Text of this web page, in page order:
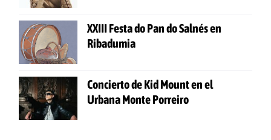
XXIII Festa do Pan do Salnés en
Ribadumia
Concierto de Kid Mount en el
Urbana Monte Porreiro